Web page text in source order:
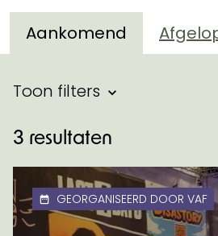
Aankomend
Filter binnen
Toon filters
Resultaten
3 resultaten
GEORGANISEERD DOOR VAF